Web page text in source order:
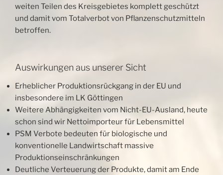
weiten Teilen des Kreisgebietes komplett geschützt
und damit vom Totalverbot von Pflanzenschutzmitteln
betroffen.
Auswirkungen aus unserer Sicht
Erheblicher Produktionsrückgang in der EU und
insbesondere im LK Göttingen
Weitere Abhängigkeiten vom Nicht-EU-Ausland, heute
schon sind wir Nettoimporteur für Lebensmittel
PSM Verbote bedeuten für biologische und
konventionelle Landwirtschaft massive
Produktionseinschränkungen
Deutliche Verteuerung der Produkte, damit am Ende